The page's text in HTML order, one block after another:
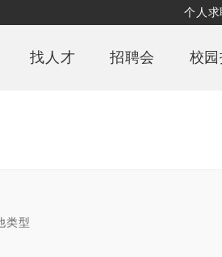
个人求
找人才 招聘会 校
类型